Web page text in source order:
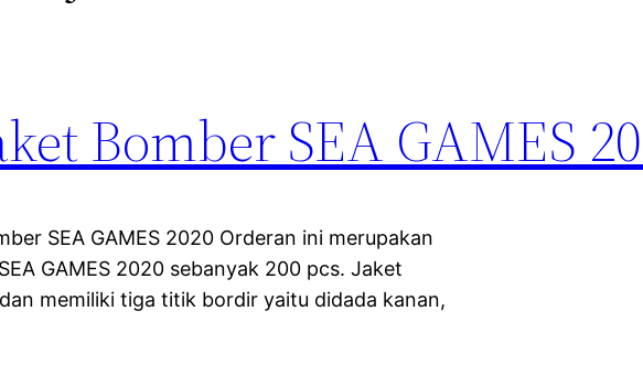
Bomber SEA GAMES
SEA GAMES 2020 Orderan ini merupakan
GAMES 2020 sebanyak 200 pcs. Jaket
memiliki tiga titik bordir yaitu didada kanan,